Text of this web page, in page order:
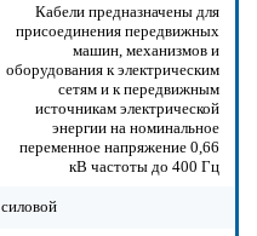
Кабели предназначены для
присоединения передвижных
машин, механизмов и
оборудования к электрическим
сетям и к передвижным
источникам электрической
энергии на номинальное
переменное напряжение 0,66
кВ частоты до 400 Гц
силовой